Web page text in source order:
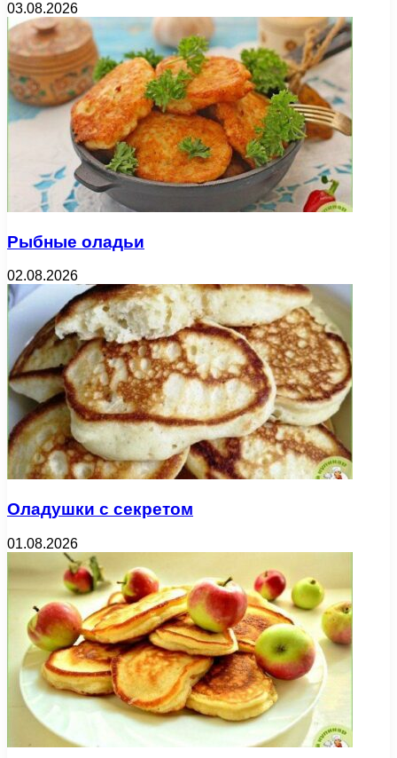
03.08.2026
Рыбные оладьи
02.08.2026
Оладушки с секретом
01.08.2026